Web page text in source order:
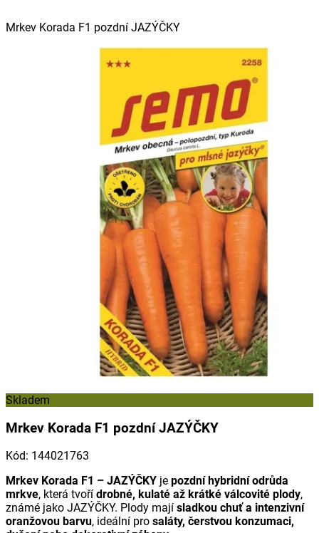
Mrkev Korada F1 pozdní JAZÝČKY
Skladem
Mrkev Korada F1 pozdní JAZÝČKY
Kód: 144021763
Mrkev Korada F1 – JAZÝČKY je pozdní hybridní odrůda
mrkve, která tvoří drobné, kulaté až krátké válcovité plody,
známé jako JAZÝČKY. Plody mají sladkou chuť a intenzivní
oranžovou barvu, ideální pro saláty, čerstvou konzumaci,